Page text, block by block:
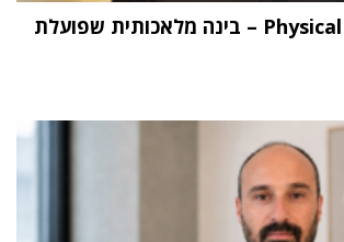
"העתיד הוא Physical AI – בינה מלאכותית שפועלת